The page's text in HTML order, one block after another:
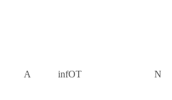
A infOT N